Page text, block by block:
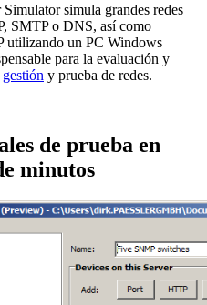
simula grandes redes
SMTP o DNS, así como
utilizando un PC Windows
para la evaluación y
gestión y prueba de redes.
de prueba en
minutos